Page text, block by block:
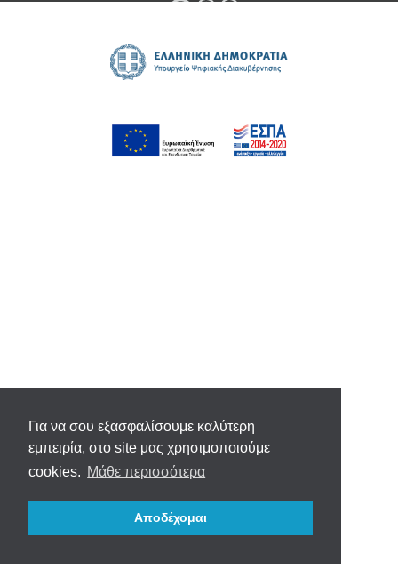
Για να σου εξασφαλίσουμε καλύτερη
εμπειρία, στο site μας χρησιμοποιούμε
cookies. Μάθε περισσότερα
Αποδέχομαι